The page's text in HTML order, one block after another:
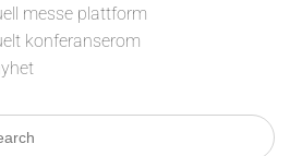
messe plattform
konferanserom